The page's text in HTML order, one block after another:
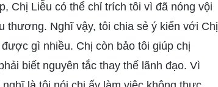
Chị Liễu có thể chỉ trích tôi vì đã nóng vội
thương. Nghĩ vậy, tôi chia sẻ ý kiến với Chị
gì nhiều. Chị còn bảo tôi giúp chị
biết nguyên tắc thay thế lãnh đạo. Vì